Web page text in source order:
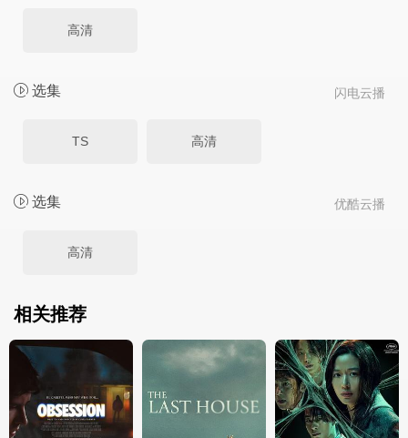
高清
闪电云播
选集
TS 高清
优酷云播
选集
高清
相关推荐